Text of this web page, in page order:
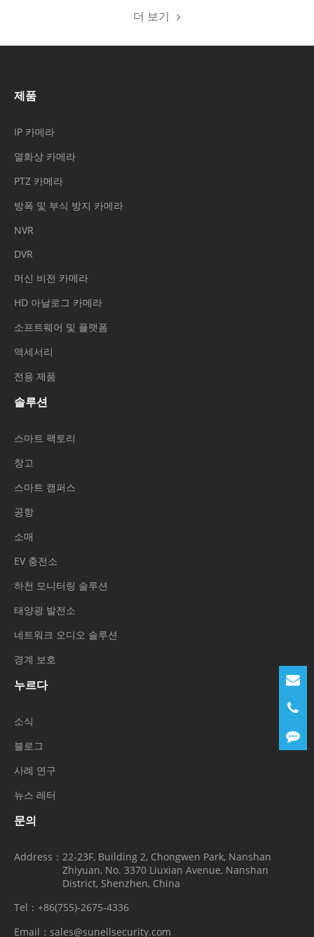
더 보기
제품
IP 카메라
열화상 카메라
PTZ 카메라
방폭 및 부식 방지 카메라
NVR
DVR
머신 비전 카메라
HD 아날로그 카메라
소프트웨어 및 플랫폼
액세서리
전용 제품
솔루션
스마트 팩토리
창고
스마트 캠퍼스
공항
소매
EV 충전소
하천 모니터링 솔루션
태양광 발전소
네트워크 오디오 솔루션
경계 보호
누르다
소식
블로그
사례 연구
뉴스 레터
문의
Address： 22-23F, Building 2, Chongwen Park, Nanshan
Zhiyuan, No. 3370 Liuxian Avenue, Nanshan
District, Shenzhen, China
Tel： +86(755)-2675-4336
Email： sales@sunellsecurity.com